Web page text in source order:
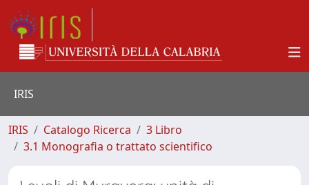
IRIS
IRIS Catalogo Ricerca
3 Libro
3.1 Monografia o trattato scientifico